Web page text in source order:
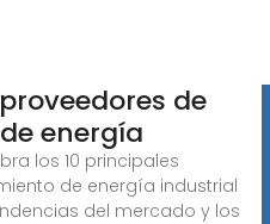
de
energía
los 10 principales
de energía industrial
del mercado y los